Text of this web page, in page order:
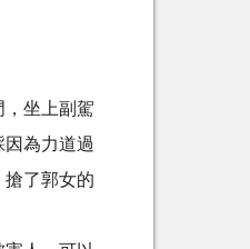
坐上副駕
為力道過
了郭女的